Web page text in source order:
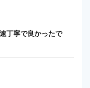
丁寧で良かったで